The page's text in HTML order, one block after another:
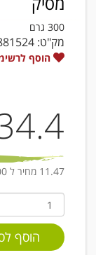
300 גרם
מק"ט:
הוסף
11.47 מחיר ל 100 גרם